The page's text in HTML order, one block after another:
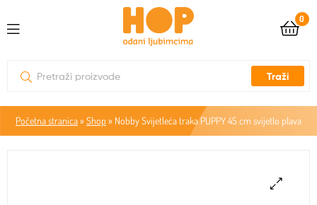
0
Traži
Početna stranica» Shop» Nobby Svijetleća traka PUPPY 45 cm svijetlo plava